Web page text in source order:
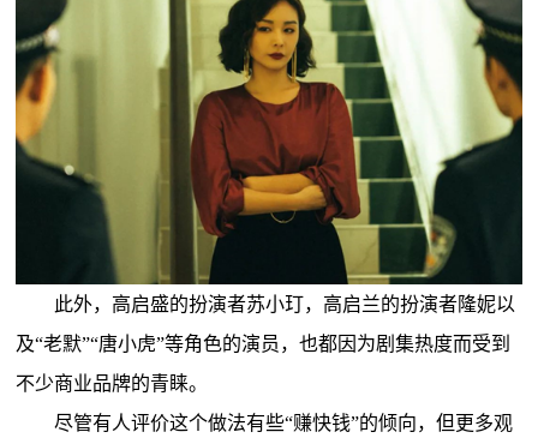
此外，高启盛的扮演者苏小玎，高启兰的扮演者隆妮以
及“老默”“唐小虎”等角色的演员，也都因为剧集热度而受到
不少商业品牌的青睐。
尽管有人评价这个做法有些“赚快钱”的倾向，但更多观